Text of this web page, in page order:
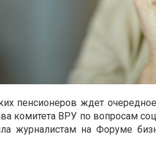
пенсионеров ждет
комитета ВРУ по вопросам
журналистам на Форуме